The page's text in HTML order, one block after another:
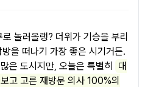
놀러올랭? 더위가 기승을 부리
을 떠나기 가장 좋은 시기거든.
은 도시지만, 오늘은 특별히
대
고 고른 재방문 의사 100%의